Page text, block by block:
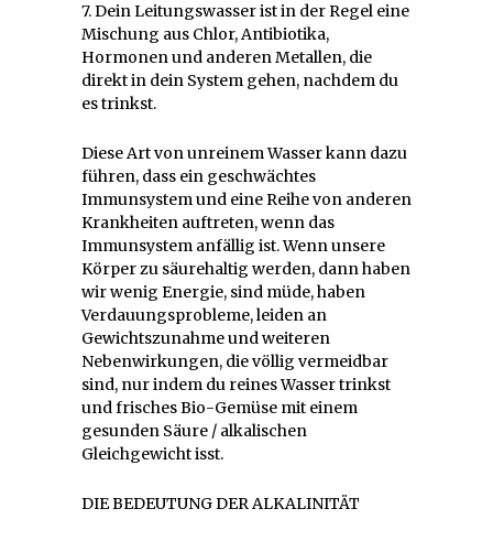
7. Dein Leitungswasser ist in der Regel eine
Mischung aus Chlor, Antibiotika,
Hormonen und anderen Metallen, die
direkt in dein System gehen, nachdem du
es trinkst.
Diese Art von unreinem Wasser kann dazu
führen, dass ein geschwächtes
Immunsystem und eine Reihe von anderen
Krankheiten auftreten, wenn das
Immunsystem anfällig ist. Wenn unsere
Körper zu säurehaltig werden, dann haben
wir wenig Energie, sind müde, haben
Verdauungsprobleme, leiden an
Gewichtszunahme und weiteren
Nebenwirkungen, die völlig vermeidbar
sind, nur indem du reines Wasser trinkst
und frisches Bio-Gemüse mit einem
gesunden Säure / alkalischen
Gleichgewicht isst.
DIE BEDEUTUNG DER ALKALINITÄT